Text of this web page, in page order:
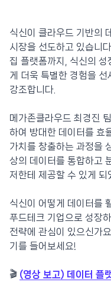
식신이 클라우드 기반의
시장을 선도하고 있습니
집 플랫폼까지, 식신의 성
게 더욱 특별한 경험을
강조합니다.
메가존클라우드 최경진
하여 방대한 데이터를 효
가치를 창출하는 과정을
상의 데이터를 통합하고
저한테 제공할 수 있게 되
식신이 어떻게 데이터를
푸드테크 기업으로 성장
전략에 관심이 있으신가
기를 들어보세요!
🎬 (영상 보고) 데이터 플